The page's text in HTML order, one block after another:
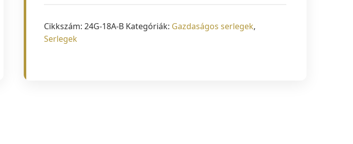
Cikkszám: 24G-18A-B Kategóriák: Gazdaságos serlegek,
Serlegek